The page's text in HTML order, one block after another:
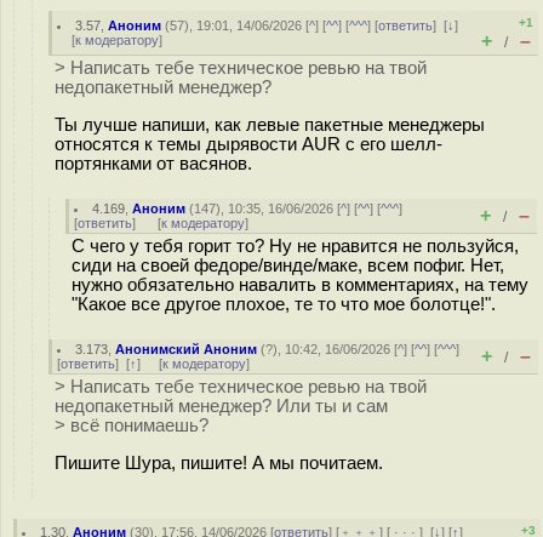
3.57 ,Аноним (57), 19:01, 14/06/2026 [^] [^^] [^^^] [ответить][↓]
[к модератору]
+1
+ / –
> Написать тебе техническое ревью на твой
недопакетный менеджер?
Ты лучше напиши, как левые пакетные менеджеры
относятся к темы дырявости AUR с его шелл-
портянками от васянов.
4.169 ,Аноним (147), 10:35, 16/06/2026 [^] [^^] [^^^]
[ответить] [к модератору] + / –
С чего у тебя горит то? Ну не нравится не пользуйся,
сиди на своей федоре/винде/маке, всем пофиг. Нет,
нужно обязательно навалить в комментариях, на тему
"Какое все другое плохое, те то что мое болотце!".
3.173 ,Анонимский Аноним (?), 10:42, 16/06/2026 [^] [^^] [^^^]
[ответить] [↑] [к модератору] + / –
> Написать тебе техническое ревью на твой
недопакетный менеджер? Или ты и сам
> всё понимаешь?
Пишите Шура, пишите! А мы почитаем.
1.30 ,Аноним (30), 17:56, 14/06/2026 [ответить] [ ﹢﹢﹢] [ · · ·][↓] [↑] +3